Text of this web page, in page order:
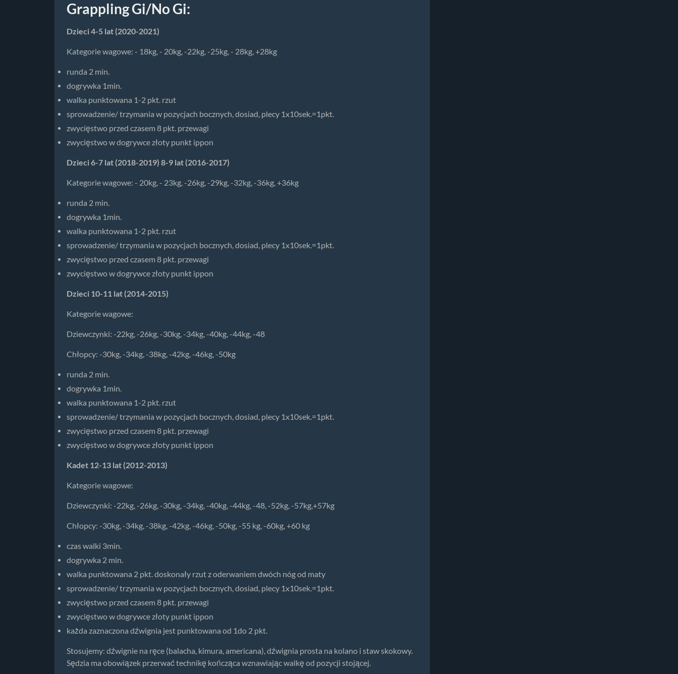
Grappling Gi/No Gi:
Dzieci 4-5 lat (2020-2021)
Kategorie wagowe: - 18kg, - 20kg, -22kg, -25kg, - 28kg, +28kg
runda 2 min.
dogrywka 1min.
walka punktowana 1-2 pkt. rzut
sprowadzenie/ trzymania w pozycjach bocznych, dosiad, plecy 1x10sek.=1pkt.
zwycięstwo przed czasem 8 pkt. przewagi
zwycięstwo w dogrywce złoty punkt ippon
Dzieci 6-7 lat (2018-2019) 8-9 lat (2016-2017)
Kategorie wagowe: - 20kg, - 23kg, -26kg, -29kg, -32kg, -36kg, +36kg
runda 2 min.
dogrywka 1min.
walka punktowana 1-2 pkt. rzut
sprowadzenie/ trzymania w pozycjach bocznych, dosiad, plecy 1x10sek.=1pkt.
zwycięstwo przed czasem 8 pkt. przewagi
zwycięstwo w dogrywce złoty punkt ippon
Dzieci 10-11 lat (2014-2015)
Kategorie wagowe:
Dziewczynki: -22kg, -26kg, -30kg, -34kg, -40kg, -44kg, -48
Chłopcy: -30kg, -34kg, -38kg, -42kg, -46kg, -50kg
runda 2 min.
dogrywka 1min.
walka punktowana 1-2 pkt. rzut
sprowadzenie/ trzymania w pozycjach bocznych, dosiad, plecy 1x10sek.=1pkt.
zwycięstwo przed czasem 8 pkt. przewagi
zwycięstwo w dogrywce złoty punkt ippon
Kadet 12-13 lat (2012-2013)
Kategorie wagowe:
Dziewczynki: -22kg, -26kg, -30kg, -34kg, -40kg, -44kg, -48, -52kg, -57kg,+57kg
Chłopcy: -30kg, -34kg, -38kg, -42kg, -46kg, -50kg, -55 kg, -60kg, +60 kg
czas walki 3min.
dogrywka 2 min.
walka punktowana 2 pkt. doskonały rzut z oderwaniem dwóch nóg od maty
sprowadzenie/ trzymania w pozycjach bocznych, dosiad, plecy 1x10sek.=1pkt.
zwycięstwo przed czasem 8 pkt. przewagi
zwycięstwo w dogrywce złoty punkt ippon
każda zaznaczona dźwignia jest punktowana od 1do 2 pkt.
Stosujemy: dźwignie na ręce (balacha, kimura, americana), dźwignia prosta na kolano i staw skokowy.
Sędzia ma obowiązek przerwać technikę kończąca wznawiając walkę od pozycji stojącej.